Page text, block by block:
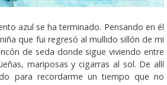
azul se ha terminado. Pensando en él
que fui regresó al mullido sillón de mi
de seda donde sigue viviendo entre
mariposas y cigarras al sol. De allí
para recordarme un tiempo que no